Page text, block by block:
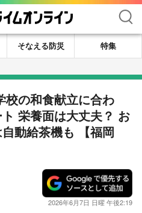
検索
そなえる防災
特集
の和食献立に合わ
栄養面は大丈夫？ お
動給茶機も 【福岡
2026年6月7日 日曜 午後2:19